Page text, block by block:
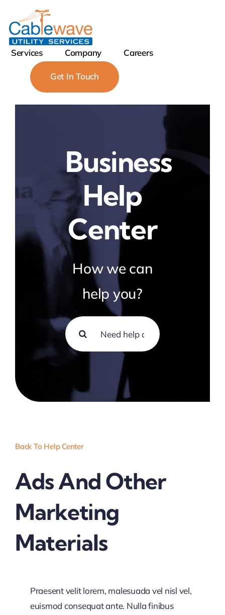
content
Services
Company Careers
Get In Touch
Business
Help
Center
How we can
help you?
Search
for:
Back To Help Center
Ads And Other
Marketing
Materials
Praesent velit lorem, malesuada vel nisl vel,
euismod consequat ante. Nulla finibus